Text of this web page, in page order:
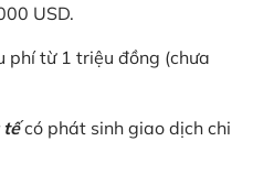
USD.
phí từ 1 triệu đồng (chưa
tếcó phát sinh giao dịch chi